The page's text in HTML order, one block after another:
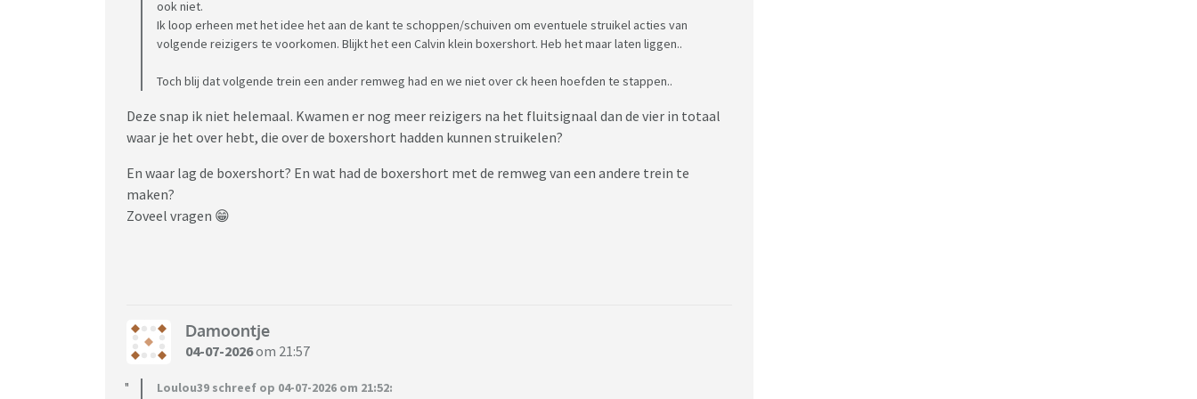
ook niet.
Ik loop erheen met het idee het aan de kant te schoppen/schuiven om eventuele struikel acties van
volgende reizigers te voorkomen. Blijkt het een Calvin klein boxershort. Heb het maar laten liggen..
Toch blij dat volgende trein een ander remweg had en we niet over ck heen hoefden te stappen..
Deze snap ik niet helemaal. Kwamen er nog meer reizigers na het fluitsignaal dan de vier in totaal
waar je het over hebt, die over de boxershort hadden kunnen struikelen?
En waar lag de boxershort? En wat had de boxershort met de remweg van een andere trein te
maken?
Zoveel vragen 😁
Damoontje
04-07-2026om 21:57
Loulou39 schreef op 04-07-2026 om 21:52: